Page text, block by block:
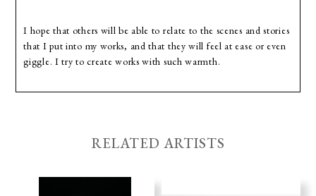
I hope that others will be able to relate to the scenes and stories
that I put into my works, and that they will feel at ease or even
giggle. I try to create works with such warmth.
RELATED ARTISTS